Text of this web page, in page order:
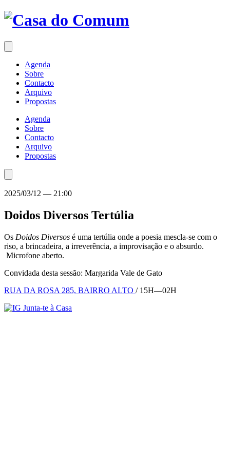
Saltar
para
conteúdo
Agenda
Sobre
Contacto
Arquivo
Propostas
Agenda
Sobre
Contacto
Arquivo
Propostas
2025/03/12 — 21:00
Doidos Diversos Tertúlia
Os Doidos Diversos é uma tertúlia onde a poesia mescla-se com o
riso, a brincadeira, a irreverência, a improvisação e o absurdo.
Microfone aberto.
Convidada desta sessão: Margarida Vale de Gato
RUA DA ROSA 285, BAIRRO ALTO / 15H—02H
Junta-te à Casa